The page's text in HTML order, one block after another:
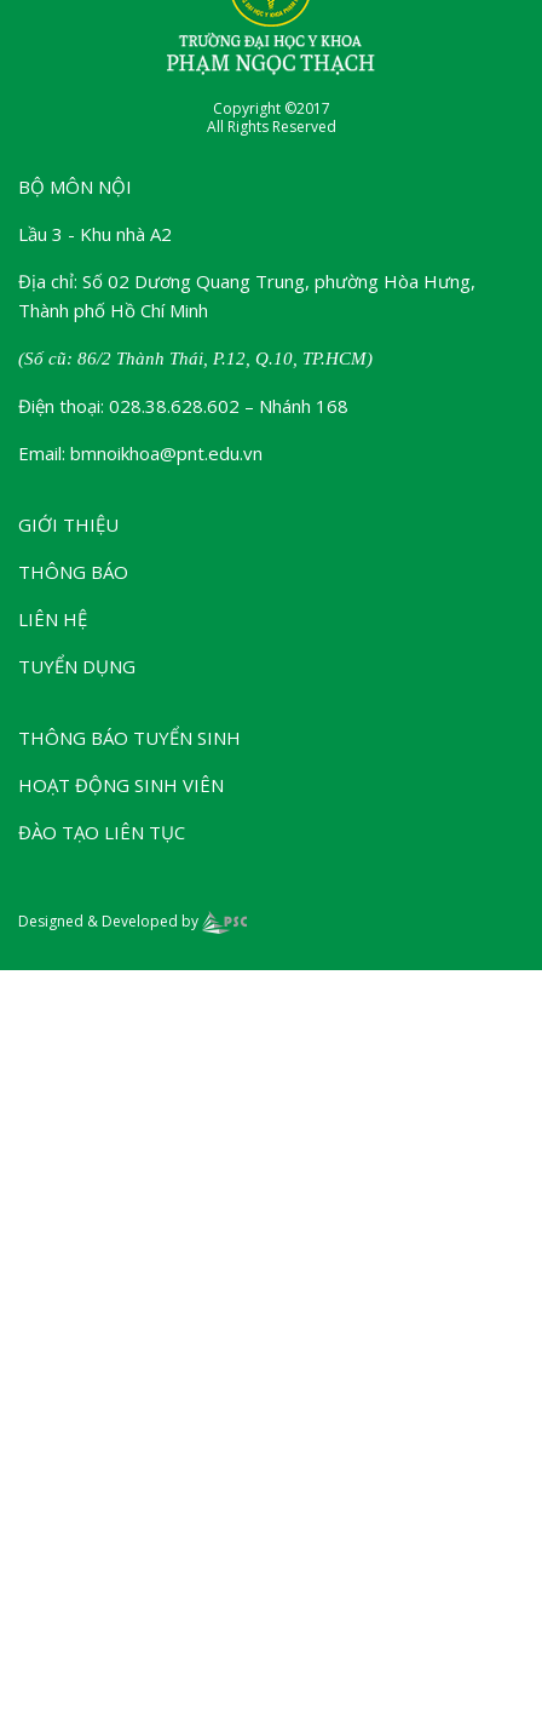
Copyright ©2017
All Rights Reserved
BỘ MÔN NỘI
Lầu 3 - Khu nhà A2
Địa chỉ: Số 02 Dương Quang Trung, phường Hòa Hưng,
Thành phố Hồ Chí Minh
(Số cũ: 86/2 Thành Thái, P.12, Q.10, TP.HCM)
Điện thoại: 028.38.628.602 – Nhánh 168
Email: bmnoikhoa@pnt.edu.vn
GIỚI THIỆU
THÔNG BÁO
LIÊN HỆ
TUYỂN DỤNG
THÔNG BÁO TUYỂN SINH
HOẠT ĐỘNG SINH VIÊN
ĐÀO TẠO LIÊN TỤC
Designed & Developed by